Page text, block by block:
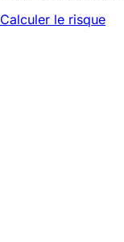
Calculer le risque